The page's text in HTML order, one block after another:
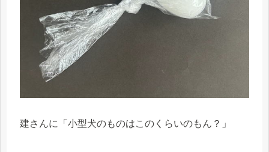
建さんに「小型犬のものはこのくらいのもん？」